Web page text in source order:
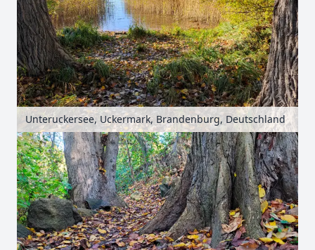
Unteruckersee, Uckermark, Brandenburg, Deutschland